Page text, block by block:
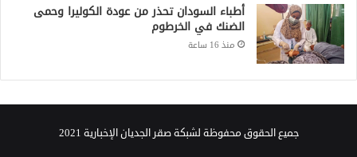
أطباء السودان تحذر من عودة الكوليرا وحمى
الضنك في الخرطوم
منذ 16 ساعة
جميع الحقوق محفوظة لشبكة صقر الجديان الإخبارية 2021